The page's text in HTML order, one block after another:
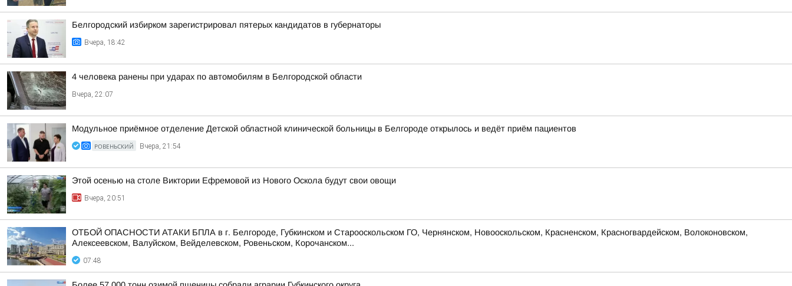
Белгородский избирком зарегистрировал пятерых кандидатов в губернаторы
Вчера, 18:42
4 человека ранены при ударах по автомобилям в Белгородской области
Вчера, 22:07
Модульное приёмное отделение Детской областной клинической больницы в Белгороде открылось и ведёт приём пациентов
РОВЕНЬСКИЙ Вчера, 21:54
Этой осенью на столе Виктории Ефремовой из Нового Оскола будут свои овощи
Вчера, 20:51
ОТБОЙ ОПАСНОСТИ АТАКИ БПЛА в г. Белгороде, Губкинском и Старооскольском ГО, Чернянском, Новооскольском, Красненском, Красногвардейском, Волоконовском,
Алексеевском, Валуйском, Вейделевском, Ровеньском, Корочанском...
07:48